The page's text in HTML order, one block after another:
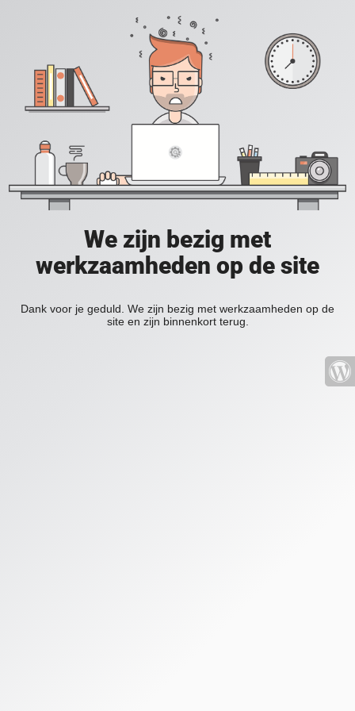
We zijn bezig met
werkzaamheden op de site
Dank voor je geduld. We zijn bezig met werkzaamheden op de
site en zijn binnenkort terug.